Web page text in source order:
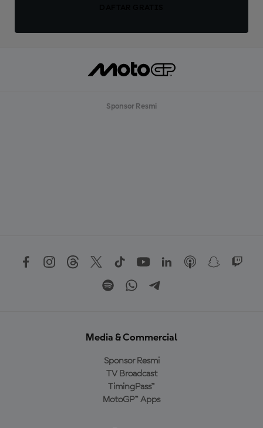
Sponsor Resmi
Media & Commercial
Sponsor Resmi
TV Broadcast
TimingPass™
MotoGP™ Apps